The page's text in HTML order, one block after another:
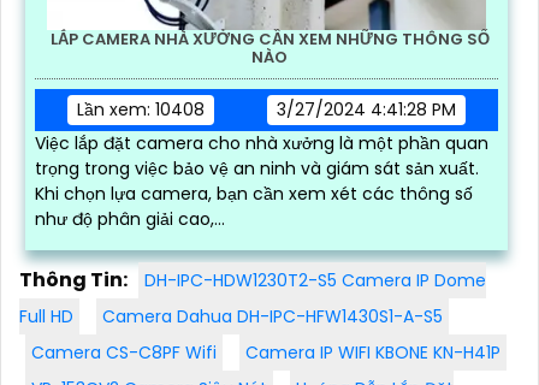
LẮP CAMERA NHÀ XƯỞNG CẦN XEM NHỮNG THÔNG SỐ
NÀO
Lần xem: 10408
3/27/2024 4:41:28 PM
Việc lắp đặt camera cho nhà xưởng là một phần quan
trọng trong việc bảo vệ an ninh và giám sát sản xuất.
Khi chọn lựa camera, bạn cần xem xét các thông số
như độ phân giải cao,...
Thông Tin:
DH-IPC-HDW1230T2-S5 Camera IP Dome
Full HD
Camera Dahua DH-IPC-HFW1430S1-A-S5
Camera CS-C8PF Wifi
Camera IP WIFI KBONE KN-H41P